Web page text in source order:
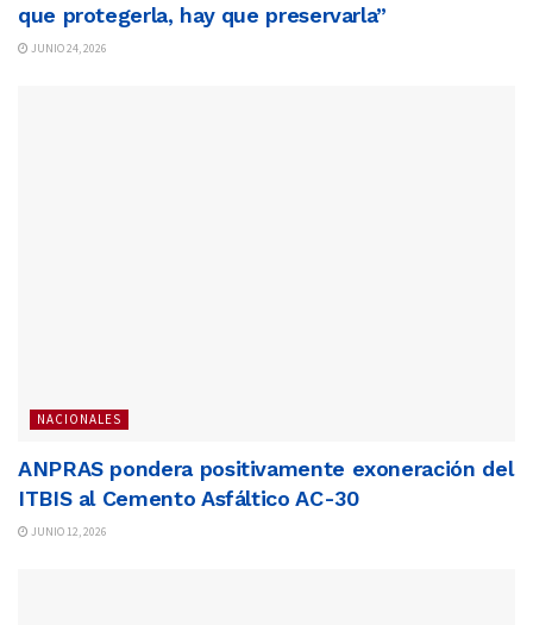
que protegerla, hay que preservarla”
JUNIO 24, 2026
NACIONALES
ANPRAS pondera positivamente exoneración del
ITBIS al Cemento Asfáltico AC-30
JUNIO 12, 2026